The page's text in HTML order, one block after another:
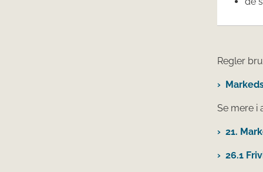
Regler
Se mere i
21.
26.1